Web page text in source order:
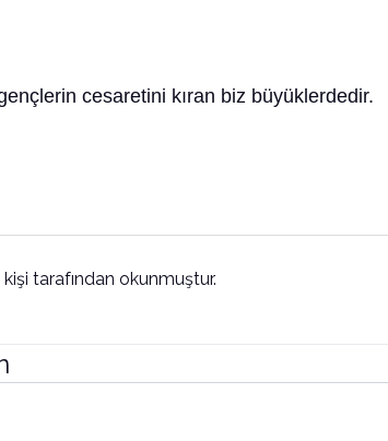
cesaretini kıran biz büyüklerdedir.
kişi tarafından okunmuştur.